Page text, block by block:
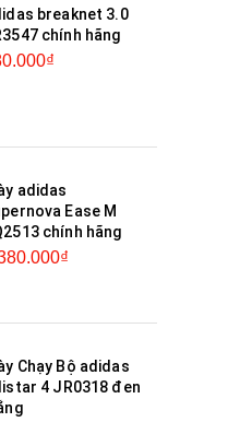
breaknet 3.0
chính hãng
adidas
Ease M
chính hãng
Chạy Bộ adidas
4 JR0318 đen